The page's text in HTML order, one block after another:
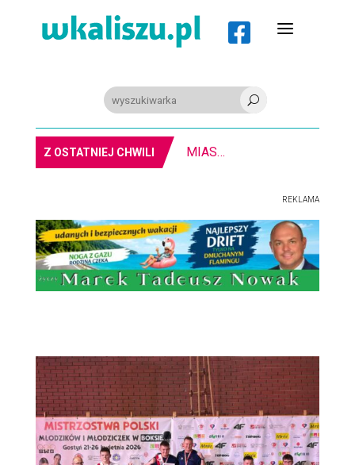
 a
U
Z OSTATNIEJ CHWILI
REKLAMA